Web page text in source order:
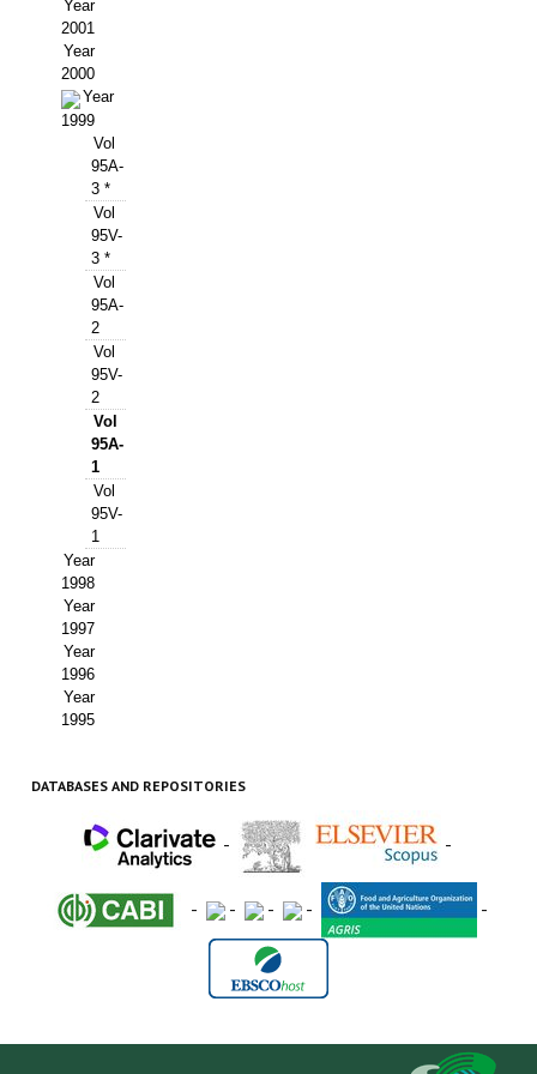
CONTACTO
BUSCADOR
Year
2001
Year
2000
Year
1999
Vol
95A-
3 *
Vol
95V-
3 *
Vol
95A-
2
Vol
95V-
2
Vol
95A-
1
Vol
95V-
1
Year
1998
Year
1997
Year
1996
Year
1995
DATABASES AND REPOSITORIES
- -
- - - - -